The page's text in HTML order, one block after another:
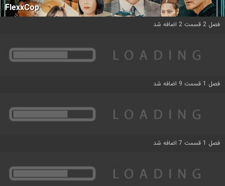
FlexxCop
فصل 2 قسمت 2 اضافه شد
فصل 1 قسمت 9 اضافه شد
فصل 1 قسمت 7 اضافه شد